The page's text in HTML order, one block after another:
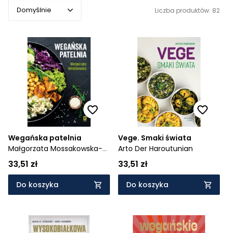
Domyślnie
Domyślnie
Popularne
Cena rosnąco
Cena malejąco
Od najnowszych
Od najstarszych
Liczba produktów: 82
Wegańska patelnia
Małgorzata Mossakowska-
Górnikowska
33,51 zł
Do koszyka
Vege. Smaki świata
Arto Der Haroutunian
33,51 zł
Do koszyka